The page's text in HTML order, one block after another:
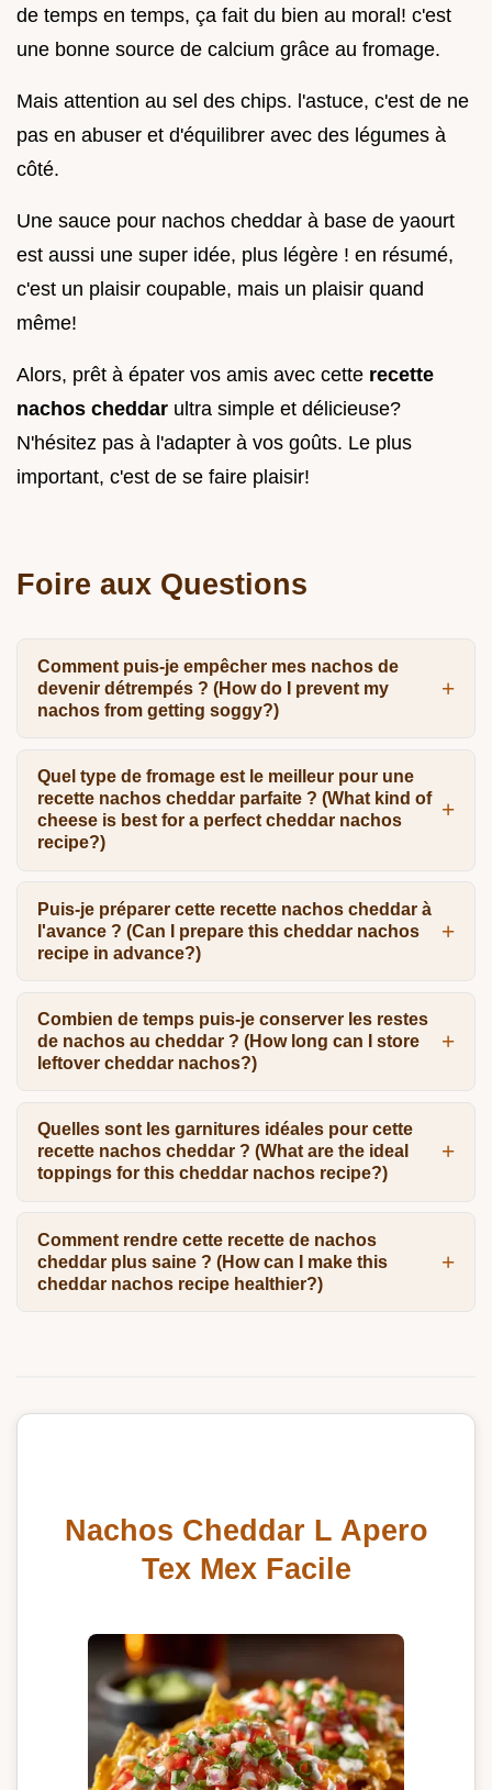
de temps en temps, ça fait du bien au moral! c'est
une bonne source de calcium grâce au fromage.
Mais attention au sel des chips. l'astuce, c'est de ne
pas en abuser et d'équilibrer avec des légumes à
côté.
Une sauce pour nachos cheddar à base de yaourt
est aussi une super idée, plus légère ! en résumé,
c'est un plaisir coupable, mais un plaisir quand
même!
Alors, prêt à épater vos amis avec cette recette
nachos cheddar ultra simple et délicieuse?
N'hésitez pas à l'adapter à vos goûts. Le plus
important, c'est de se faire plaisir!
Foire aux Questions
Comment puis-je empêcher mes nachos de
devenir détrempés ? (How do I prevent my
nachos from getting soggy?)
Quel type de fromage est le meilleur pour une
recette nachos cheddar parfaite ? (What kind of
cheese is best for a perfect cheddar nachos
recipe?)
Puis-je préparer cette recette nachos cheddar à
l'avance ? (Can I prepare this cheddar nachos
recipe in advance?)
Combien de temps puis-je conserver les restes
de nachos au cheddar ? (How long can I store
leftover cheddar nachos?)
Quelles sont les garnitures idéales pour cette
recette nachos cheddar ? (What are the ideal
toppings for this cheddar nachos recipe?)
Comment rendre cette recette de nachos
cheddar plus saine ? (How can I make this
cheddar nachos recipe healthier?)
Nachos Cheddar L Apero
Tex Mex Facile